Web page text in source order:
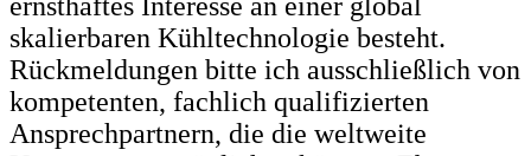
skalierbaren Kühltechnologie besteht.
Rückmeldungen bitte ich ausschließlich von
kompetenten, fachlich qualifizierten
Ansprechpartnern, die die weltweite